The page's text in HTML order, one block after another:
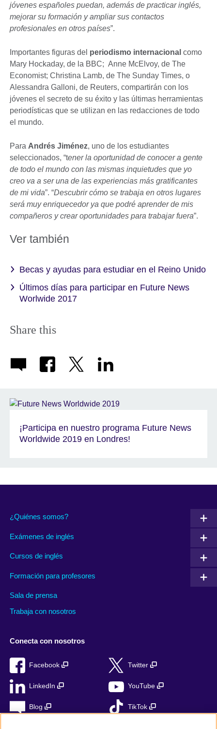
jóvenes españoles puedan, además de practicar inglés,
mejorar su formación y ampliar sus contactos
profesionales en otros países”.
Importantes figuras del periodismo internacional como
Mary Hockaday, de la BBC; Anne McElvoy, de The
Economist; Christina Lamb, de The Sunday Times, o
Alessandra Galloni, de Reuters, compartirán con los
jóvenes el secreto de su éxito y las últimas herramientas
periodísticas que se utilizan en las redacciones de todo
el mundo.
Para Andrés Jiménez, uno de los estudiantes
seleccionados, “tener la oportunidad de conocer a gente
de todo el mundo con las mismas inquietudes que yo
creo va a ser una de las experiencias más gratificantes
de mi vida”. “Descubrir cómo se trabaja en otros lugares
será muy enriquecedor ya que podré aprender de mis
compañeros y crear oportunidades para trabajar fuera”.
Ver también
Becas y ayudas para estudiar en el Reino Unido
Últimos días para participar en Future News
Worlwide 2017
Share this
¡Participa en nuestro programa Future News
Worldwide 2019 en Londres!
¿Quiénes somos?
Exámenes de inglés
Cursos de inglés
Formación para profesores
Sala de prensa
Trabaja con nosotros
Conecta con nosotros
Facebook Twitter
LinkedIn YouTube
Blog TikTok